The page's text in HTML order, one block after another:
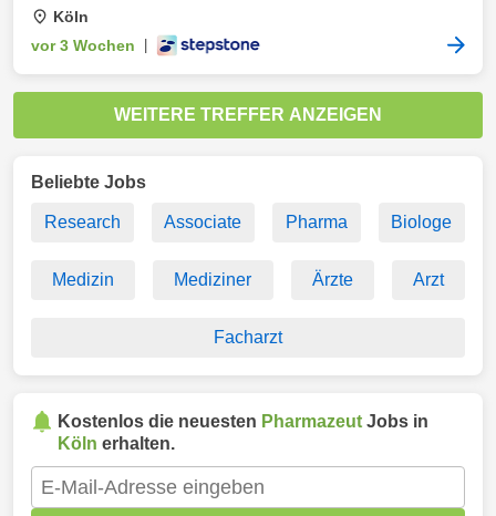
Köln
vor 3 Wochen
WEITERE TREFFER ANZEIGEN
Beliebte Jobs
Research Associate Pharma Biologe
Medizin Mediziner Ärzte Arzt
Facharzt
Kostenlos die neuesten Pharmazeut Jobs in
Köln erhalten.